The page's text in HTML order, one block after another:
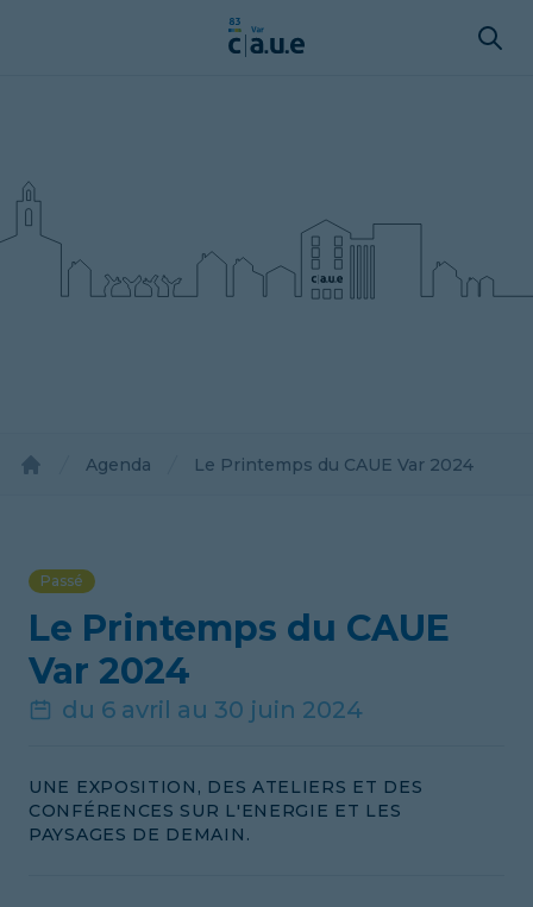
Agenda Le Printemps du CAUE Var 2024
Passé
Le Printemps du CAUE
Var 2024
du 6 avril au 30 juin 2024
UNE EXPOSITION, DES ATELIERS ET DES
CONFÉRENCES SUR L'ENERGIE ET LES
PAYSAGES DE DEMAIN.